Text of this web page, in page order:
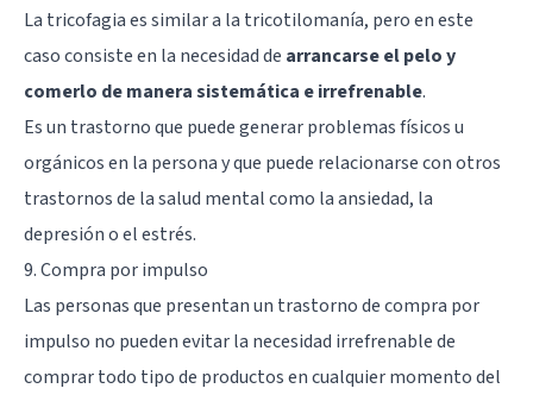
La tricofagia es similar a la tricotilomanía, pero en este
caso consiste en la necesidad de arrancarse el pelo y
comerlo de manera sistemática e irrefrenable.
Es un trastorno que puede generar problemas físicos u
orgánicos en la persona y que puede relacionarse con otros
trastornos de la salud mental como la ansiedad, la
depresión o el estrés.
9. Compra por impulso
Las personas que presentan un trastorno de compra por
impulso no pueden evitar la necesidad irrefrenable de
comprar todo tipo de productos en cualquier momento del